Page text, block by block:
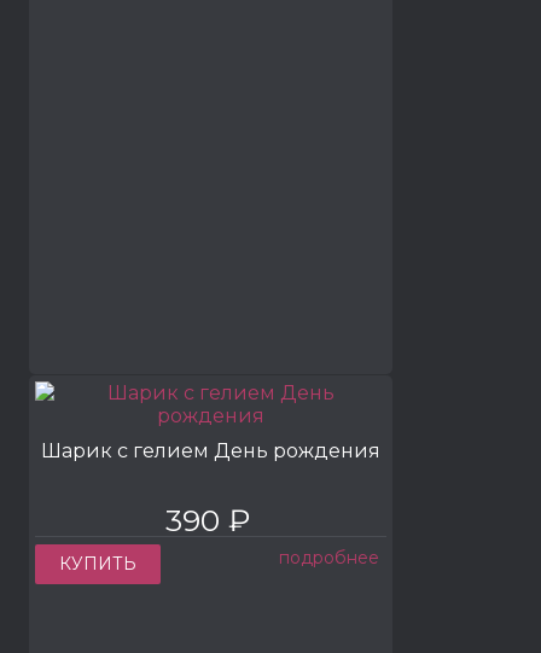
Шарик с гелием День рождения
390 ₽
КУПИТЬ подробнее